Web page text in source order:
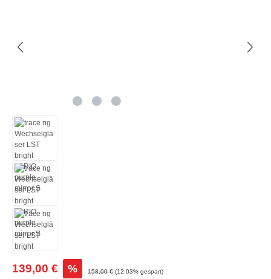
Verkaufspreis:
139,00 € % Regulärer Preis:
158,00 € (12.03% gespart)